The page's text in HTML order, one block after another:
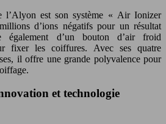
l’Alyon est son système « Air Ionizer
d’ions négatifs pour un résultat
également d’un bouton d’air froid
fixer les coiffures. Avec ses quatre
il offre une grande polyvalence pour
et technologie